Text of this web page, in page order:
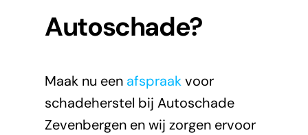
Autoschade?
Maak nu een afspraakvoor
schadeherstel bij Autoschade
Zevenbergen en wij zorgen ervoor